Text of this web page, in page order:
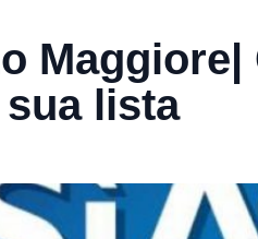
lista